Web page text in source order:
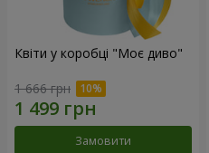
Квіти у коробці "Моє диво"
1 666 грн
Замовити